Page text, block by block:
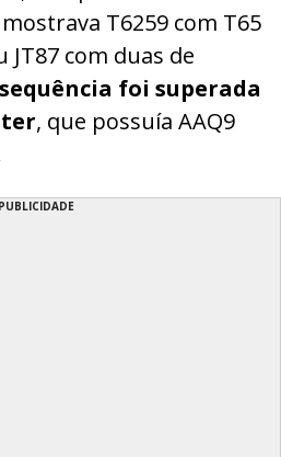
T6259 com T65
JT87 com duas de
foi superada
, que possuía AAQ9
PUBLICIDADE